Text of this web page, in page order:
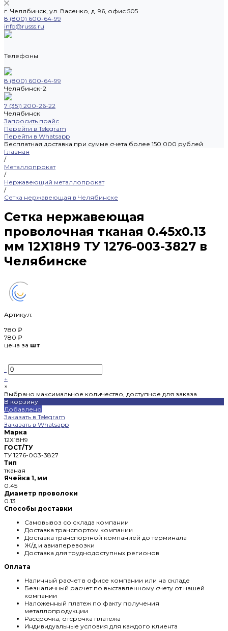
г. Челябинск, ул. Васенко, д. 96, офис 505
8 (800) 600-64-99
info@russs.ru
Телефоны
8 (800) 600-64-99
Челябинск-2
7 (351) 200-26-22
Челябинск
Запросить прайс
Перейти в Telegram
Перейти в Whatsapp
Бесплатная доставка при сумме счета более 150 000 рублей
Главная
/
Металлопрокат
/
Нержавеющий металлопрокат
/
Сетка нержавеющая в Челябинске
Сетка нержавеющая
проволочная тканая 0.45х0.13
мм 12Х18Н9 ТУ 1276-003-3827 в
Челябинске
Артикул:
780 ₽
780 ₽
цена за шт
-
+
×
Выбрано максимальное количество, доступное для заказа
В корзину
Добавлено
Заказать в Telegram
Заказать в Whatsapp
Марка
12Х18Н9
ГОСТ/ТУ
ТУ 1276-003-3827
Тип
тканая
Ячейка 1, мм
0.45
Диаметр проволоки
0.13
Способы доставки
Самовывоз со склада компании
Доставка транспортом компании
Доставка транспортной компанией до терминала
Ж/д и авиаперевозки
Доставка для труднодоступных регионов
Оплата
Наличный расчет в офисе компании или на складе
Безналичный расчет по выставленному счету от нашей
компании
Наложенный платеж по факту получения
металлопродукции
Рассрочка, отсрочка платежа
Индивидуальные условия для каждого клиента